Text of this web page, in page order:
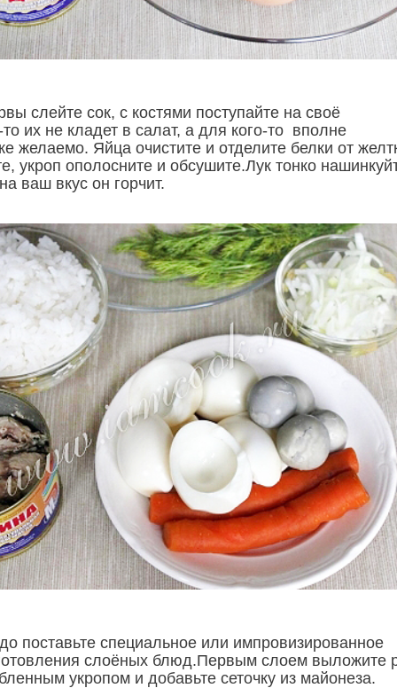
слейте сок, с костями поступайте на своё
их не кладет в салат, а для кого-то вполне
желаемо. Яйца очистите и отделите белки от
укроп ополосните и обсушите.Лук тонко
ваш вкус он горчит.
поставьте специальное или импровизированное
слоёных блюд.Первым слоем выложите
укропом и добавьте сеточку из майонеза.